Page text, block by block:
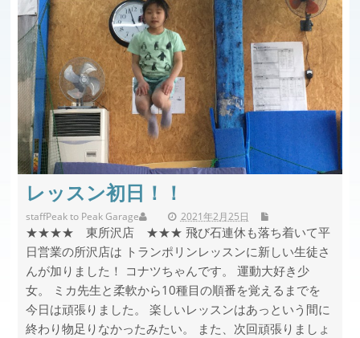
レッスン初日！！
staff 2021年2月25日
Peak to Peak Garage
★★★★ 東所沢店 ★★★ 飛び石連休も落ち着いて平
日営業の所沢店は トランポリンレッスンに新しい生徒さ
んが加りました！ コナツちゃんです。 運動大好き少
女。 ミカ先生と柔軟から10種目の順番を覚えるまでを
今日は頑張りました。 楽しいレッスンはあっという間に
終わり物足りなかったみたい。 また、次回頑張りましょ